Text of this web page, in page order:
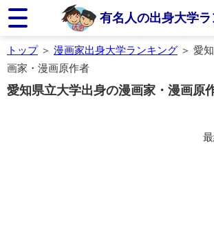
有名人の出身大学
トップ＞ 漫画家出身大学ランキング ＞ 愛
画家・漫画原作者
愛知県立大学出身の漫画家・漫画原